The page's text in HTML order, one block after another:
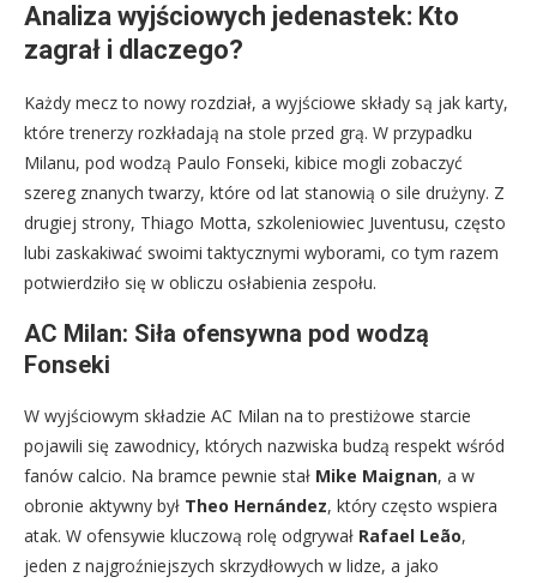
Analiza wyjściowych jedenastek: Kto
zagrał i dlaczego?
Każdy mecz to nowy rozdział, a wyjściowe składy są jak karty,
które trenerzy rozkładają na stole przed grą. W przypadku
Milanu, pod wodzą Paulo Fonseki, kibice mogli zobaczyć
szereg znanych twarzy, które od lat stanowią o sile drużyny. Z
drugiej strony, Thiago Motta, szkoleniowiec Juventusu, często
lubi zaskakiwać swoimi taktycznymi wyborami, co tym razem
potwierdziło się w obliczu osłabienia zespołu.
AC Milan: Siła ofensywna pod wodzą
Fonseki
W wyjściowym składzie AC Milan na to prestiżowe starcie
pojawili się zawodnicy, których nazwiska budzą respekt wśród
fanów calcio. Na bramce pewnie stał Mike Maignan, a w
obronie aktywny był Theo Hernández, który często wspiera
atak. W ofensywie kluczową rolę odgrywał Rafael Leão,
jeden z najgroźniejszych skrzydłowych w lidze, a jako